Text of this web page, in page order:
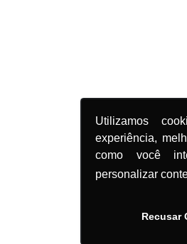
Utilizamos
experiência,
como você
personalizar
Recusar